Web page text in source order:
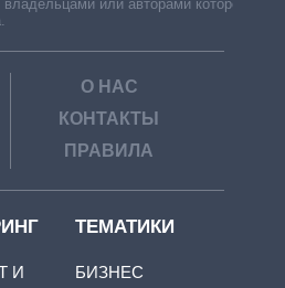
или авторами которой
О НАС
КОНТАКТЫ
ПРАВИЛА
И
ТЕМАТИКИ
БИЗНЕС